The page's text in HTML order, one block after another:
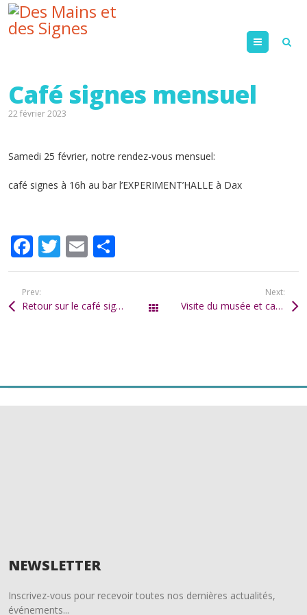
Menu
Café signes mensuel
22 février 2023
Samedi 25 février, notre rendez-vous mensuel:
café signes à 16h au bar l’EXPERIMENT’HALLE à Dax
F
ac
e
b
k
T
w
er
E
m
l
ar
g
Prev:
Retour sur le café signes de janvier Tous les articles
Next:
Visite du musée et café signes
NEWSLETTER
Inscrivez-vous pour recevoir toutes nos dernières actualités,
événements...